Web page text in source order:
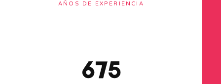
AÑOS DE EXPERIENCIA
678